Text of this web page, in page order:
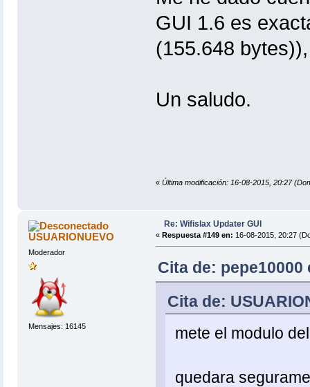
GUI 1.6 es
(155.648
Un saludo.
« Última modificación: 16-08-2015, 20:27
USUARIONUEVO
Moderador
Mensajes: 16145
Re: Wifislax Updater GUI
« Respuesta #149 en: 16-08-2015, 20:27
Cita de: pepe10000
Cita de:
mete el modulo
quedara